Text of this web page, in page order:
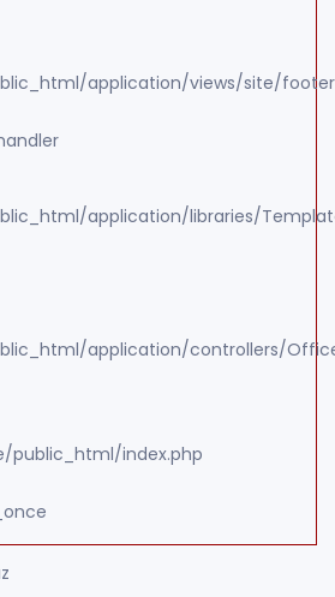
application/views/site/
application/libraries/
application/controllers/
public_html/index.php